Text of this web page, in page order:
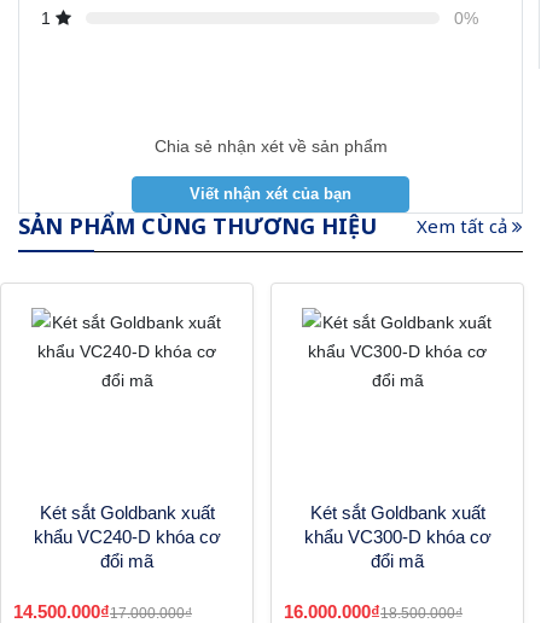
1 0%
Chia sẻ nhận xét về sản phẩm
SẢN PHẨM CÙNG THƯƠNG HIỆU Xem tất cả
Két sắt Goldbank xuất
khẩu VC240-D khóa cơ
đổi mã
14.500.000₫17.000.000₫
Két sắt Goldbank xuất
khẩu VC300-D khóa cơ
đổi mã
16.000.000₫18.500.000₫